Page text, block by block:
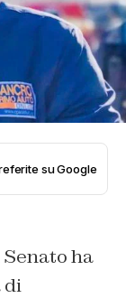
su Google
ha
di